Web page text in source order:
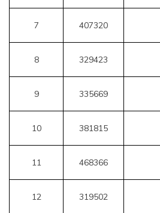
7 407320
8 329423
9 335669
10 381815
11 468366
12 319502